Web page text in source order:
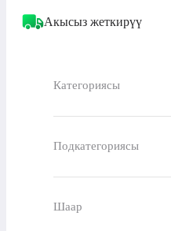
Акысыз жеткирүү
Категориясы
Подкатегориясы
Шаар